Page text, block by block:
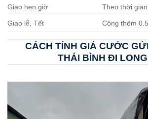
Giao hẹn giờ Theo thời
Giao lễ, Tết Cộng thêm
CÁCH TÍNH GIÁ CƯỚC
THÁI BÌNH ĐI